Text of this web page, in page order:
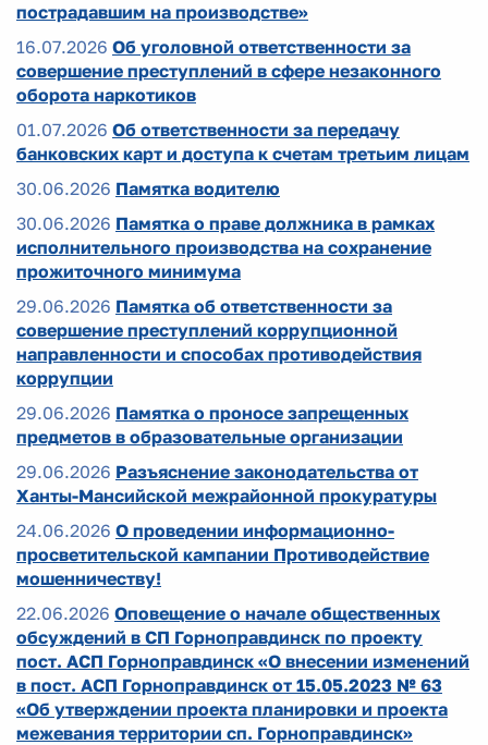
пострадавшим на производстве»
16.07.2026 Об уголовной ответственности за
совершение преступлений в сфере незаконного
оборота наркотиков
01.07.2026 Об ответственности за передачу
банковских карт и доступа к счетам третьим лицам
30.06.2026 Памятка водителю
30.06.2026 Памятка о праве должника в рамках
исполнительного производства на сохранение
прожиточного минимума
29.06.2026 Памятка об ответственности за
совершение преступлений коррупционной
направленности и способах противодействия
коррупции
29.06.2026 Памятка о проносе запрещенных
предметов в образовательные организации
29.06.2026 Разъяснение законодательства от
Ханты-Мансийской межрайонной прокуратуры
24.06.2026 О проведении информационно-
просветительской кампании Противодействие
мошенничеству!
22.06.2026 Оповещение о начале общественных
обсуждений в СП Горноправдинск по проекту
пост. АСП Горноправдинск «О внесении изменений
в пост. АСП Горноправдинск от 15.05.2023 № 63
«Об утверждении проекта планировки и проекта
межевания территории сп. Горноправдинск»